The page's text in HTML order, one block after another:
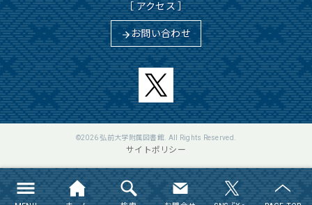
［アクセス］
お問い合わせ
©2026弘前大学附属図書館. All Rights Reserved.
サイトポリシー